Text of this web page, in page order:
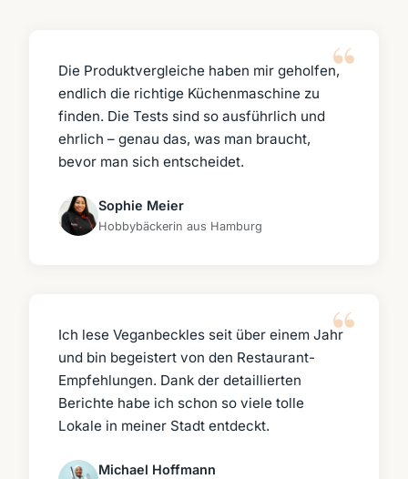
Die Produktvergleiche haben mir geholfen,
endlich die richtige Küchenmaschine zu
finden. Die Tests sind so ausführlich und
ehrlich – genau das, was man braucht,
bevor man sich entscheidet.
Sophie Meier
Hobbybäckerin aus Hamburg
Ich lese Veganbeckles seit über einem Jahr
und bin begeistert von den Restaurant-
Empfehlungen. Dank der detaillierten
Berichte habe ich schon so viele tolle
Lokale in meiner Stadt entdeckt.
Michael Hoffmann